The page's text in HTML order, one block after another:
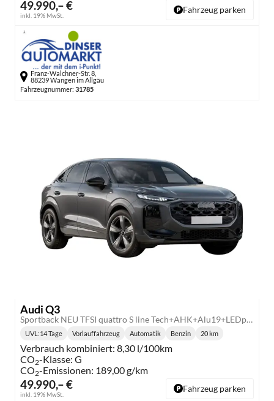
49.990,– €
inkl. 19% MwSt.
Fahrzeug parken
Franz-Walchner-Str. 8,
88239 Wangen im Allgäu
Fahrzeugnummer: 31785
Audi Q3
Sportback NEU TFSI quattro S line Tech+AHK+Alu19+LEDplus+KlimaPlus+ExtSchwarz
49.990,– €
inkl. 19% MwSt.
Lieferzeit:
UVL :14 Tage Vorlauffahrzeug
Getriebe:
Automatik
Kraftstoff:
Benzin
Kilometerstand:
20 km
Verbrauch kombiniert: 8,30 l/100km
CO2-Klasse: G
CO2-Emissionen: 189,00 g/km
Fahrzeug parken